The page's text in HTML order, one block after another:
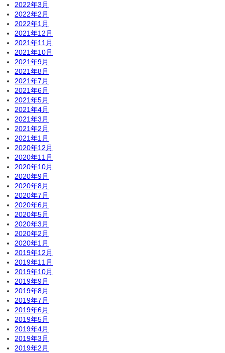
2022年3月
2022年2月
2022年1月
2021年12月
2021年11月
2021年10月
2021年9月
2021年8月
2021年7月
2021年6月
2021年5月
2021年4月
2021年3月
2021年2月
2021年1月
2020年12月
2020年11月
2020年10月
2020年9月
2020年8月
2020年7月
2020年6月
2020年5月
2020年3月
2020年2月
2020年1月
2019年12月
2019年11月
2019年10月
2019年9月
2019年8月
2019年7月
2019年6月
2019年5月
2019年4月
2019年3月
2019年2月